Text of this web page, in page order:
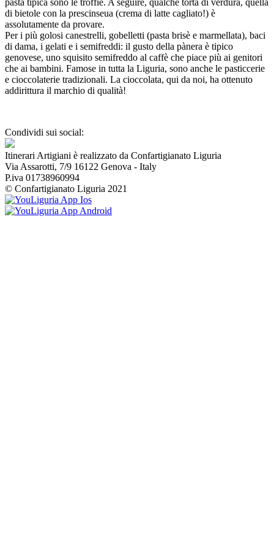
di bietole con la prescinseua (crema di latte cagliato!) è
assolutamente da provare.
Per i più golosi canestrelli, gobelletti (pasta brisè e marmellata), baci
di dama, i gelati e i semifreddi: il gusto della pànera è tipico
genovese, uno squisito semifreddo al caffè che piace più ai genitori
che ai bambini. Famose in tutta la Liguria, sono anche le pasticcerie
e cioccolaterie tradizionali. La cioccolata, qui da noi, ha ottenuto
addirittura il marchio di qualità!
Condividi sui social:
Itinerari Artigiani è realizzato da Confartigianato Liguria
Via Assarotti, 7/9 16122 Genova - Italy
P.iva 01738960994
© Confartigianato Liguria 2021